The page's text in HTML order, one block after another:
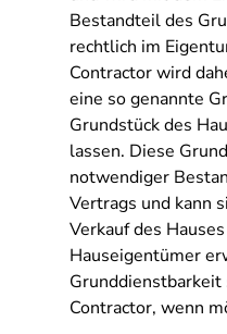
Bestandteil des
rechtlich im
Contractor wird
eine so genannte
Grundstück des
lassen. Diese
notwendiger
Vertrags und kann
Verkauf des
Hauseigentümer
Contractor, wenn